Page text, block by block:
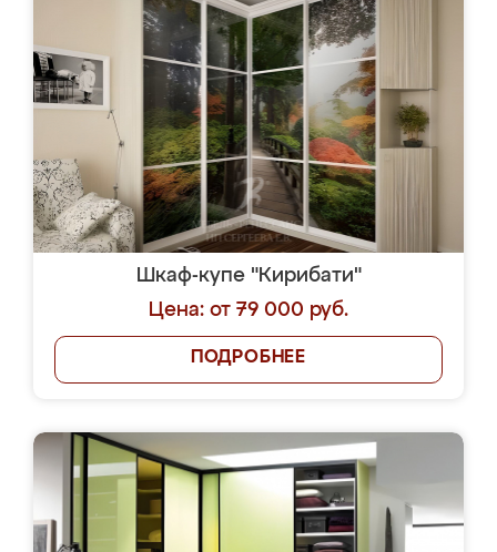
Шкаф-купе "Кирибати"
Цена: от 79 000 руб.
ПОДРОБНЕЕ